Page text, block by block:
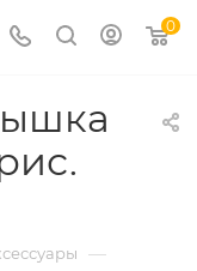
0
—